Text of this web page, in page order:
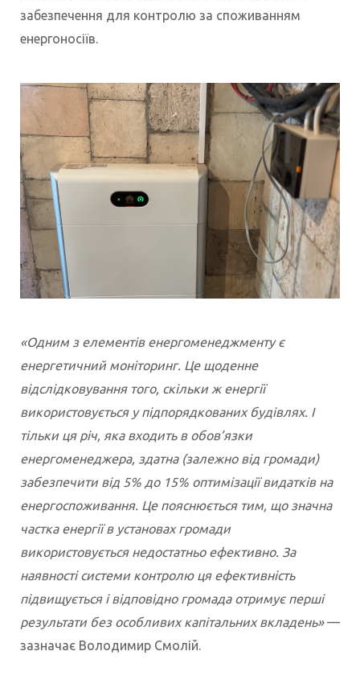
забезпечення для контролю за споживанням
енергоносіїв.
«Одним з елементів енергоменеджменту є
енергетичний моніторинг. Це щоденне
відслідковування того, скільки ж енергії
використовується у підпорядкованих будівлях. І
тільки ця річ, яка входить в обов’язки
енергоменеджера, здатна (залежно від громади)
забезпечити від 5% до 15% оптимізації видатків на
енергоспоживання. Це пояснюється тим, що значна
частка енергії в установах громади
використовується недостатньо ефективно. За
наявності системи контролю ця ефективність
підвищується і відповідно громада отримує перші
результати без особливих капітальних вкладень»—
зазначає Володимир Смолій.